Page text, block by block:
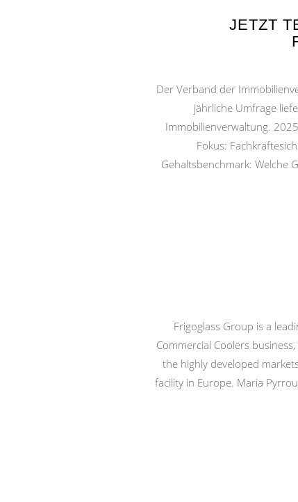
JETZT
Der Verband der
jährliche Umfrage
Immobilienverwaltung.
Fokus:
Gehaltsbenchmark: Welche
Frigoglass Group is a
Commercial Coolers
the highly developed
facility in Europe. Maria